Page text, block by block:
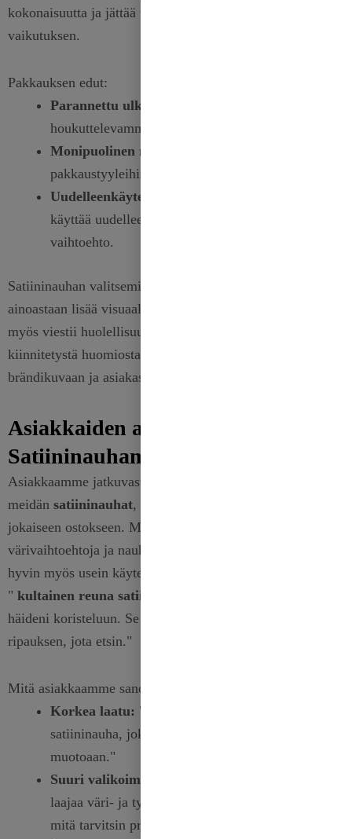
kokonaisuutta ja jättää vastaanottajaan pysyvän
vaikutuksen.
Pakkauksen edut:
Parannettu ulkonäkö:
houkuttelevammilta ja korkeatasoisemmilta.
Monipuolinen muotoilu:
pakkaustyyleihin, klassisesta moderniin.
Uudelleenkäytettävyys:
käyttää uudelleen, mikä on ympäristöystävällinen
vaihtoehto.
Satiininauhan valitseminen pakkaustarpeisiisi ei
ainoastaan lisää visuaalista houkuttelevuutta, vaan se
myös viestii huolellisuudesta ja yksityiskohtiin
kiinnitetystä huomiosta, mikä voi vaikuttaa myönteisesti
brändikuvaan ja asiakastyytyväisyyteen.
Asiakkaiden arvostelut: Miksi
Satiininauhamme on paras valinta?
Asiakkaamme jatkuvasti kehuvat laatua ja monipuolisuutta
meidän satiininauhat, korostaen heidän tyytyväisyyttään
jokaiseen ostokseen. Monet arvostavat eloisia
värivaihtoehtoja ja nauhojen kestävyyttä, jotka kestävät
hyvin myös usein käytettynä. Eräs asiakas totesi:
" kultainen reuna satiini
häideni koristeluun. Se lisäsi juuri sen tyylikkyyden
ripauksen, jota etsin."
Mitä asiakkaamme sanovat:
Korkea laatu: "Erinomaisen laadukas
satiininauha, joka ei haalistu eikä menetä
muotoaan."
Suuri valikoima:
laajaa väri- ja tyylivalikoimaa. Löysin juuri sitä,
mitä tarvitsin projektiini."